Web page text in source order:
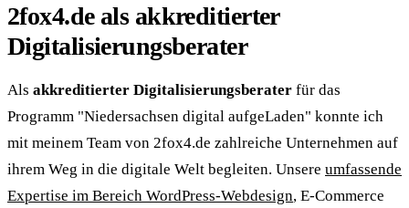
2fox4.de als akkreditierter
Digitalisierungsberater
Als akkreditierter Digitalisierungsberater für das
Programm "Niedersachsen digital aufgeLaden" konnte ich
mit meinem Team von 2fox4.de zahlreiche Unternehmen auf
ihrem Weg in die digitale Welt begleiten. Unsere umfassende
Expertise im Bereich WordPress-Webdesign, E-Commerce